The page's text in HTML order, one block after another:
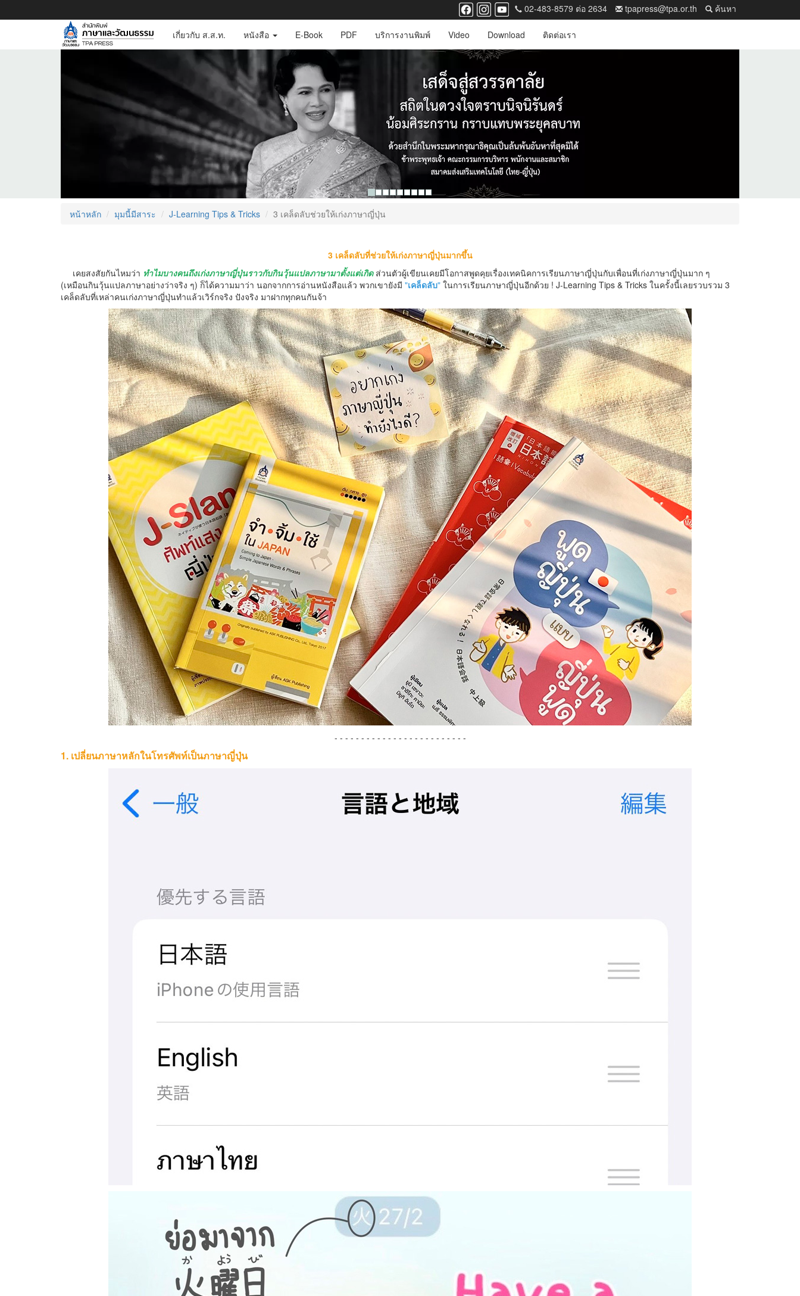
02-483-8579 ต่อ 2634 tpapress@tpa.or.th ค้นหา
เกี่ยวกับ ส.ส.ท. หนังสือ E-Book PDF บริการงานพิมพ์ Video Download ติดต่อเรา
หน้าหลัก มุมนี้มีสาระ J-Learning Tips & Tricks 3 เคล็ดลับช่วยให้เก่งภาษาญี่ปุ่น
3 เคล็ดลับที่ช่วยให้เก่งภาษาญี่ปุ่นมากขึ้น
เคยสงสัยกันไหมว่า ทำไมบางคนถึงเก่งภาษาญี่ปุ่นราวกับกินวุ้นแปลภาษามาตั้งแต่เกิดส่วนตัวผู้เขียนเคยมีโอกาสพูดคุยเรื่องเทคนิคการเรียนภาษาญี่ปุ่นกับเพื่อนที่เก่งภาษาญี่ปุ่นมาก ๆ
(เหมือนกินวุ้นแปลภาษาอย่างว่าจริง ๆ) ก็ได้ความมาว่า นอกจากการอ่านหนังสือแล้ว พวกเขายังมี "เคล็ดลับ" ในการเรียนภาษาญี่ปุ่นอีกด้วย ! J-Learning Tips & Tricks ในครั้งนี้เลยรวบรวม 3
เคล็ดลับที่เหล่าคนเก่งภาษาญี่ปุ่นทำแล้วเวิร์กจริง ปังจริง มาฝากทุกคนกันจ้า
- - - - - - - - - - - - - - - - - - - - - - - - -
1. เปลี่ยนภาษาหลักในโทรศัพท์เป็นภาษาญี่ปุ่น